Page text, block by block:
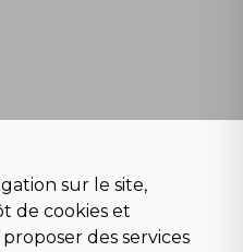
sur le site,
de cookies et
des services